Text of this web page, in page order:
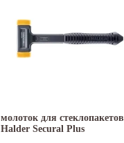
молоток для стеклопакетов
Halder Secural Plus